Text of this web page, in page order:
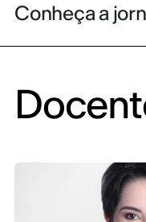
Conheça a